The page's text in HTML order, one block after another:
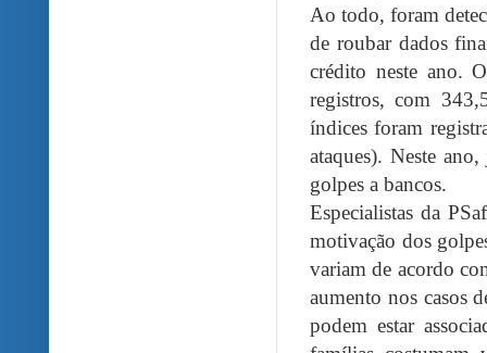
Ao todo, foram
de roubar dados
crédito neste ano.
registros, com
índices foram
ataques). Neste
golpes a bancos.
Especialistas da
motivação dos
variam de acordo
aumento nos casos
podem estar